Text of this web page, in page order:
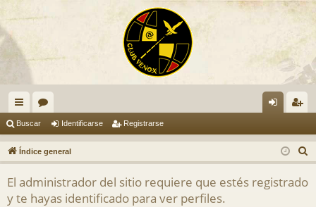
nl
ac
es
rá
or
os nti
fic
ar
ist
ra
rs
Buscar Identificarse Registrarse
Índice general
u
El administrador del sitio requiere que estés registrado
y te hayas identificado para ver perfiles.